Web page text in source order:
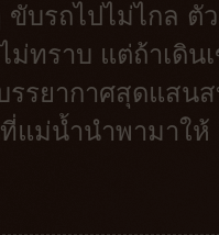
ขับรถไปไม่ไกล
ม่ทราบ แต่ถ้าเดิน
รรยากาศสุดแสน
แม่น้ำนำพามาให้